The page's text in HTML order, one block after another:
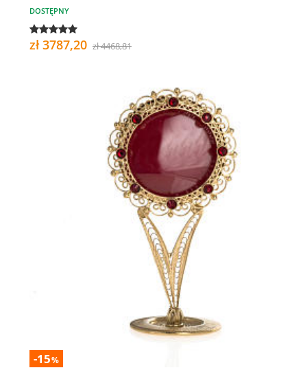
DOSTĘPNY
zł 3787,20 zł 4468,81
-15%